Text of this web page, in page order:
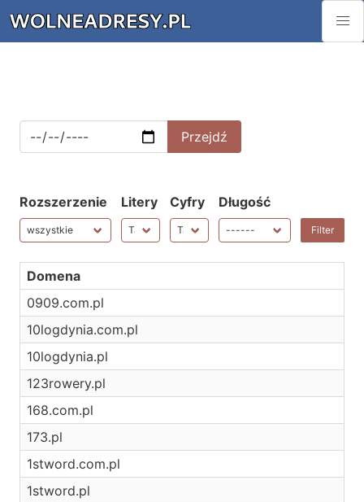
Rozszerzenie Litery Cyfry Długość
Domena
0909.com.pl
10logdynia.com.pl
10logdynia.pl
123rowery.pl
168.com.pl
173.pl
1stword.com.pl
1stword.pl